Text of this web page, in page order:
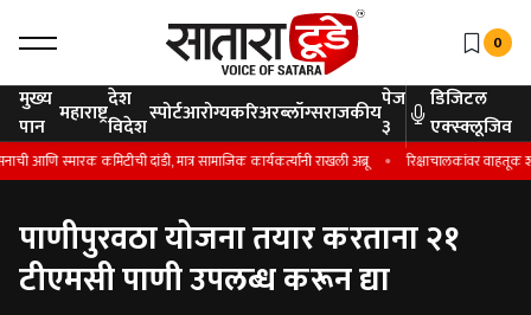
0
मुख्य
पान महाराष्ट्रदेश
विदेशस्पोर्टआरोग्यकरिअरब्लॉग्सराजकीयपेज
३
डिजिटल
एक्स्क्लूजिव
स्मारक कमिटीची दांडी, मात्र सामाजिक कार्यकर्त्यांनी राखली अब्रू रिक्षाचालकांवर वाहतूक
पाणीपुरवठा योजना तयार करताना २१
टीएमसी पाणी उपलब्ध करून द्या